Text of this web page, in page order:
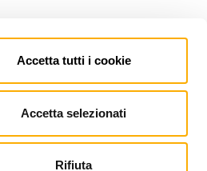
Accetta tutti i cookie
Accetta selezionati
Rifiuta